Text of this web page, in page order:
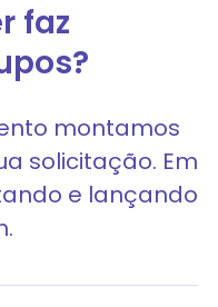
faz
montamos
solicitação. Em
e lançando